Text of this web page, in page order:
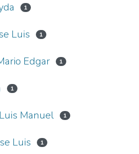
1
Luis 1
Edgar 1
1
Manuel 1
Luis 1